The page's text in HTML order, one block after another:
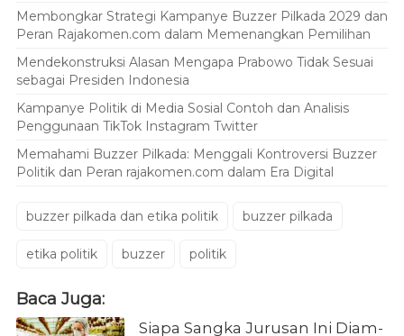
Membongkar Strategi Kampanye Buzzer Pilkada 2029 dan
Peran Rajakomen.com dalam Memenangkan Pemilihan
Mendekonstruksi Alasan Mengapa Prabowo Tidak Sesuai
sebagai Presiden Indonesia
Kampanye Politik di Media Sosial Contoh dan Analisis
Penggunaan TikTok Instagram Twitter
Memahami Buzzer Pilkada: Menggali Kontroversi Buzzer
Politik dan Peran rajakomen.com dalam Era Digital
buzzer pilkada dan etika politik buzzer pilkada
etika politik buzzer politik
Baca Juga:
Siapa Sangka Jurusan Ini Diam-